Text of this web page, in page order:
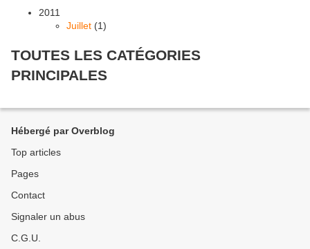
2011
Juillet (1)
TOUTES LES CATÉGORIES
PRINCIPALES
Hébergé par Overblog
Top articles
Pages
Contact
Signaler un abus
C.G.U.